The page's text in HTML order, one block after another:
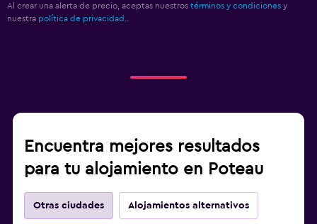
Al crear una alerta de precio, aceptas nuestros términos y condiciones y
nuestra política de privacidad.
Encuentra mejores resultados
para tu alojamiento en Poteau
Otras ciudades Alojamientos alternativos